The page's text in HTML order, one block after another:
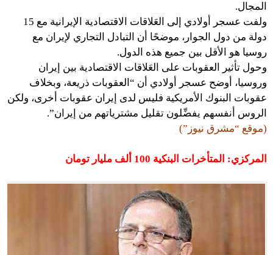
المجال.
ولفت عسجر أولادي إلى العَلاقات الاقتصادية الإيرانية مع 15
دولة من دول الجوار، موضحًا أن التبادل التجاري لإيران مع
روسيا هو الأقل بين جميع هذه الدول.
وحول تأثير العقوبات على العَلاقات الاقتصادية بين إيران
وروسيا، أوضح عسجر أولادي أن “العقوبات ذريعة، وبخلاف
عقوبات البنوك الأمريكية فليس لدى إيران عقوبات أخرى، ولكن
الروس أنفسهم يفضِّلون تقليل مشترياتهم من إيران”.
(موقع “مشرق نيوز”)
المركزي: المتأخرات البنكية 100 ألف مليار تومان